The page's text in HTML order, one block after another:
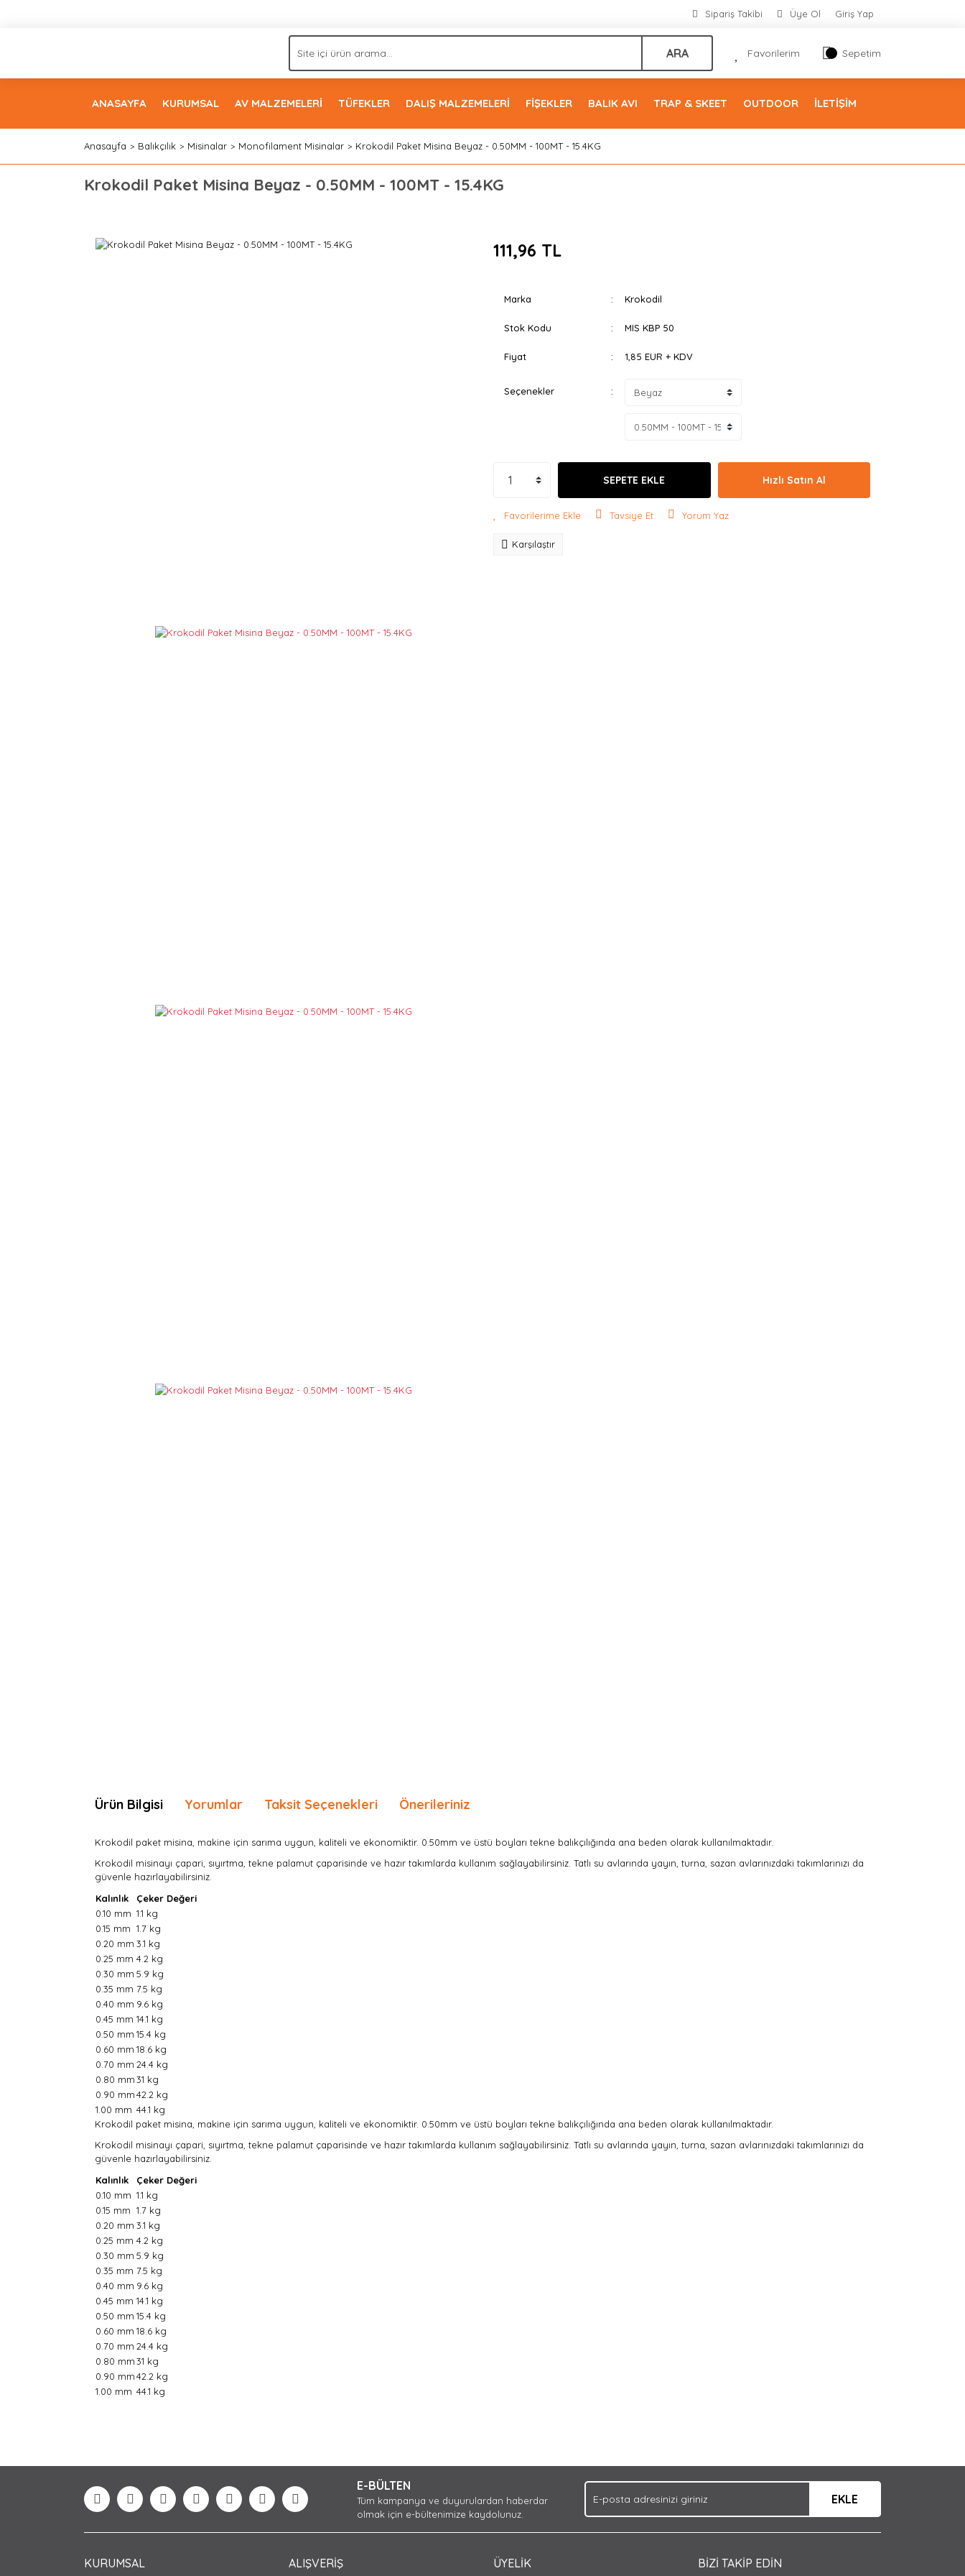
Sipariş Takibi Üye Ol Giriş Yap
ARA Favorilerim Sepetim
ANASAYFA KURUMSAL AV MALZEMELERİ TÜFEKLER DALIŞ MALZEMELERİ FİŞEKLER BALIK AVI TRAP & SKEET OUTDOOR İLETİŞİM
Anasayfa Balıkçılık Misinalar Monofilament Misinalar Krokodil Paket Misina Beyaz - 0.50MM - 100MT - 15.4KG
Krokodil Paket Misina Beyaz - 0.50MM - 100MT - 15.4KG
111,96 TL
Marka Krokodil
Stok Kodu MIS KBP 50
Fiyat 1,85 EUR + KDV
Seçenekler
SEPETE EKLE Hızlı Satın Al
Tavsiye Et Yorum Yaz
Karşılaştır
Ürün Bilgisi Yorumlar Taksit Seçenekleri Önerileriniz
Krokodil paket misina, makine için sarıma uygun, kaliteli ve ekonomiktir. 0.50mm ve üstü boyları tekne balıkçılığında ana beden olarak kullanılmaktadır.
Krokodil misinayı çapari, sıyırtma, tekne palamut çaparisinde ve hazır takımlarda kullanım sağlayabilirsiniz. Tatlı su avlarında yayın, turna, sazan avlarınızdaki takımlarınızı da
güvenle hazırlayabilirsiniz.
Kalınlık
Çeker Değeri
0.10 mm 1.1 kg
0.15 mm 1.7 kg
0.20 mm 3.1 kg
0.25 mm 4.2 kg
0.30 mm 5.9 kg
0.35 mm 7.5 kg
0.40 mm 9.6 kg
0.45 mm 14.1 kg
0.50 mm 15.4 kg
0.60 mm 18.6 kg
0.70 mm 24.4 kg
0.80 mm31 kg
0.90 mm42.2 kg
1.00 mm 44.1 kg
Krokodil paket misina, makine için sarıma uygun, kaliteli ve ekonomiktir. 0.50mm ve üstü boyları tekne balıkçılığında ana beden olarak kullanılmaktadır.
Krokodil misinayı çapari, sıyırtma, tekne palamut çaparisinde ve hazır takımlarda kullanım sağlayabilirsiniz. Tatlı su avlarında yayın, turna, sazan avlarınızdaki takımlarınızı da
güvenle hazırlayabilirsiniz.
Kalınlık
Çeker Değeri
0.10 mm 1.1 kg
0.15 mm 1.7 kg
0.20 mm 3.1 kg
0.25 mm 4.2 kg
0.30 mm 5.9 kg
0.35 mm 7.5 kg
0.40 mm 9.6 kg
0.45 mm 14.1 kg
0.50 mm 15.4 kg
0.60 mm 18.6 kg
0.70 mm 24.4 kg
0.80 mm31 kg
0.90 mm42.2 kg
1.00 mm 44.1 kg
Ürün açıklamasında eksik bilgiler bulunuyor.
Bu ürüne benzer farklı alternatifler olmalı.
E-BÜLTEN
Tüm kampanya ve duyurulardan haberdar
olmak için e-bültenimize kaydolunuz.
EKLE
KURUMSAL ALIŞVERİŞ ÜYELİK BİZİ TAKİP EDİN